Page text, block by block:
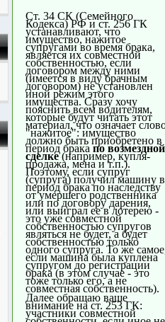
Ст. 34 СК (Семейного
Кодекса) РФ и ст. 256 ГК
устанавливают, что
имущество, нажитое
супругами во время брака,
является их совместной
собственностью, если
договором между ними
(имеется в виду брачным
договором) не установлен
иной режим этого
имущества. Сразу хочу
пояснить всем водителям,
которые будут читать этот
материал, что означает
"нажитое": имущество
должно быть приобретено в
период бракапо возмездной
сделке(например, купля-
продажа, мена и т.п.).
Поэтому, если супруг
(супруга) получил машину в
период брака по наследству
от умершего родственника
или по договору дарения,
или выиграл ее в лотерею -
это уже совместной
собственностью супругов
являться не будет, а будет
собственностью только
одного супруга. То же
если машина была куплена
супругом до регистрации
брака (в этом случае - это
тоже только его, а не
совместная собственность).
Далее обращаю ваше
внимание на ст. 253 ГК:
участники совместной